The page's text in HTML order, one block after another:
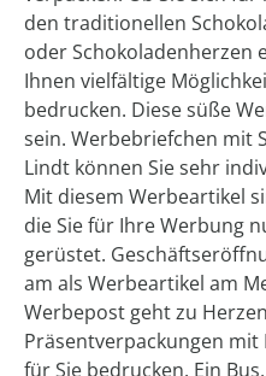
den traditionellen
oder Schokoladenherzen
Ihnen vielfältige
bedrucken. Diese süße
sein. Werbebriefchen mit
Lindt können Sie sehr
Mit diesem Werbeartikel
die Sie für Ihre Werbung
gerüstet.
am als Werbeartikel am
Werbepost geht zu
Präsentverpackungen
für Sie bedrucken. Ein